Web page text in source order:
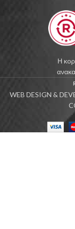
Η
WEB DESIGN &